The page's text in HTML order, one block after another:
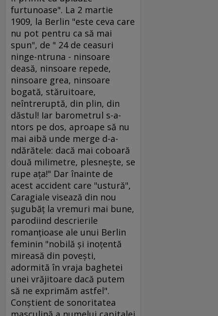
furtunoase". La 2 martie
1909, la Berlin "este ceva care
nu pot pentru ca să mai
spun", de " 24 de ceasuri
ninge-ntruna - ninsoare
deasă, ninsoare repede,
ninsoare grea, ninsoare
bogată, stăruitoare,
neîntreruptă, din plin, din
dăstul! Iar barometrul s-a-
ntors pe dos, aproape să nu
mai aibă unde merge d-a-
ndărătele: dacă mai coboară
două milimetre, plesneşte, se
rupe aţa!" Dar înainte de
acest accident care "ustură",
Caragiale visează din nou
şugubăţ la vremuri mai bune,
parodiind descrierile
romanţioase ale unui Berlin
feminin "nobilă şi inoţentă
mireasă din poveşti,
adormită în vraja baghetei
unei vrăjitoare dacă putem
să ne exprimăm astfel".
Conştient de sonoritatea